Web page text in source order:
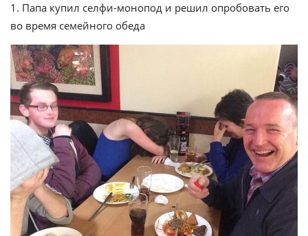
1. Папа купил селфи-монопод и решил опробовать его
во время семейного обеда